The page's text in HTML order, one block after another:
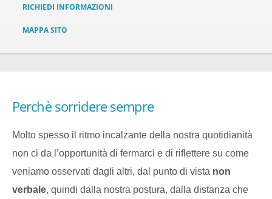
RICHIEDI INFORMAZIONI
MAPPA SITO
Perchè sorridere sempre
Molto spesso il ritmo incalzante della nostra quotidianità
non ci da l’opportunità di fermarci e di riflettere su come
veniamo osservati dagli altri, dal punto di vista non
verbale, quindi dalla nostra postura, dalla distanza che